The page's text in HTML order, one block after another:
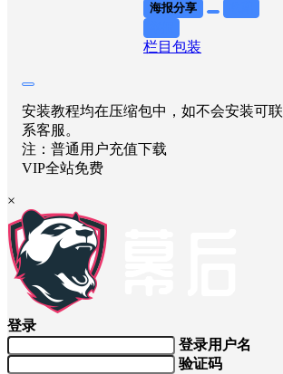
海报分享
栏目包装
安装教程均在压缩包中，如不会安装可联
系客服。
注：普通用户充值下载
VIP全站免费
×
登录
登录用户名
验证码